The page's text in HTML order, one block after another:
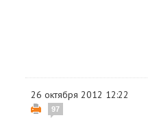
26 октября 2012 12:22
97